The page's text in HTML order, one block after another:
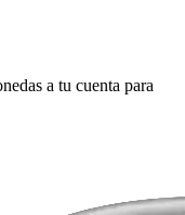
a tu cuenta para